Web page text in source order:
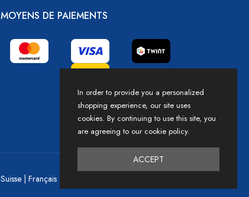
MOYENS DE PAIEMENTS
In order to provide you a personalized
shopping experience, our site uses
cookies. By continuing to use this site, you
are agreeing to our cookie policy.
ACCEPT